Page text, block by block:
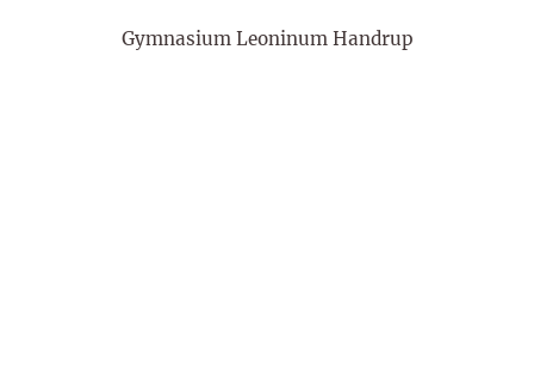
Gymnasium Leoninum Handrup